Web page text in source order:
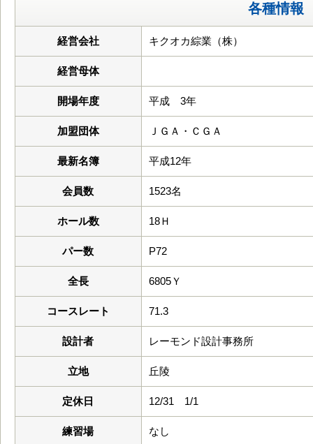
各種情報
経営会社 キクオカ綜業（株）
経営母体
開場年度 平成 3年
加盟団体 ＪＧＡ・ＣＧＡ
最新名簿 平成12年
会員数 1523名
ホール数 18Ｈ
パー数 P72
全長 6805Ｙ
コースレート 71.3
設計者 レーモンド設計事務所
立地 丘陵
定休日 12/31 1/1
練習場 なし